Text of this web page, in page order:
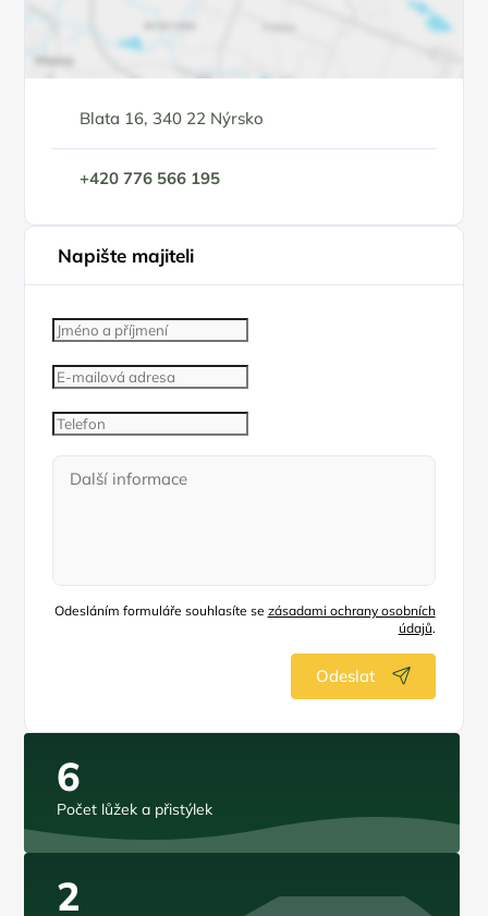
Blata 16, 340 22 Nýrsko
+420 776 566 195
Napište majiteli
Odesláním formuláře souhlasíte se zásadami ochrany osobních
údajů.
Odeslat
6
Počet lůžek a přistýlek
2